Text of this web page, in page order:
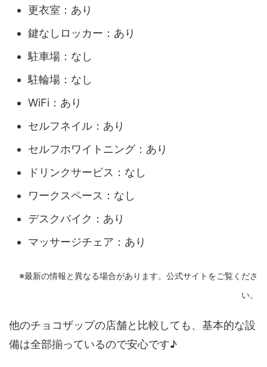
更衣室：あり
鍵なしロッカー：あり
駐車場：なし
駐輪場：なし
WiFi：あり
セルフネイル：あり
セルフホワイトニング：あり
ドリンクサービス：なし
ワークスペース：なし
デスクバイク：あり
マッサージチェア：あり
※最新の情報と異なる場合があります。公式サイトをご覧くださ
い。
他のチョコザップの店舗と比較しても、基本的な設
備は全部揃っているので安心です♪